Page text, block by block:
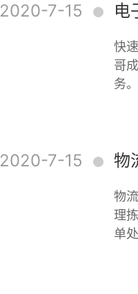
2020-7-15 电
快
哥
务
2020-7-15 物
物
理
单